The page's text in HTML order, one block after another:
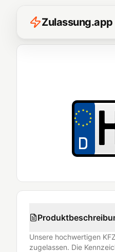
Zulassung.app
Unsere hochwertigen
zugelassen. Die